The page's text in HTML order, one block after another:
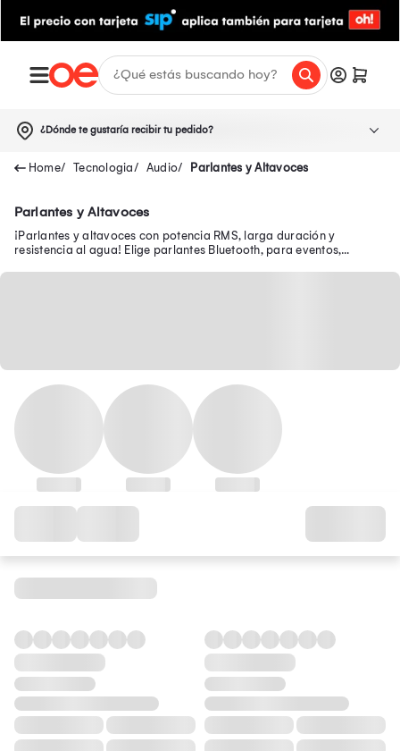
¿Dónde te gustaría recibir tu pedido?
Tecnologia Audio Parlantes y Altavoces
Parlantes y Altavoces
¡Parlantes y altavoces con potencia RMS, larga duración y
resistencia al agua! Elige parlantes Bluetooth, para eventos,